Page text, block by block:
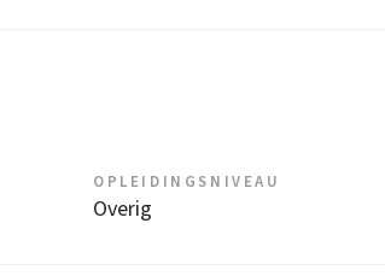
OPLEIDINGSNIVEAU
Overig